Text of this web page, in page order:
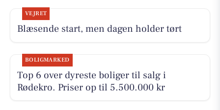
VEJRET
Blæsende start, men dagen holder tørt
BOLIGMARKED
Top 6 over dyreste boliger til salg i
Rødekro. Priser op til 5.500.000 kr